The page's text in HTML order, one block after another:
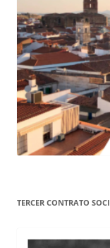
TERCER CONTRATO